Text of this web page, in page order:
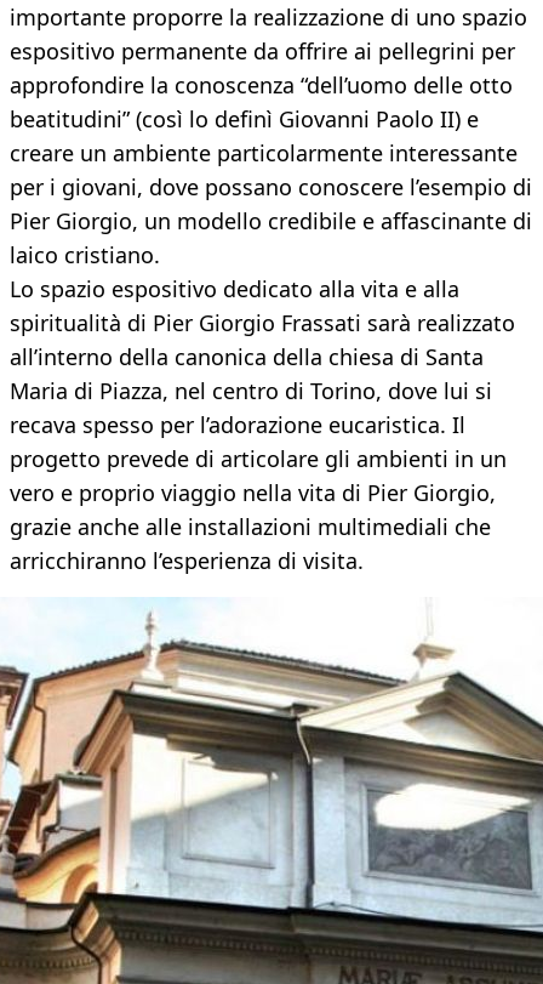
importante proporre la realizzazione di uno spazio
espositivo permanente da offrire ai pellegrini per
approfondire la conoscenza “dell’uomo delle otto
beatitudini” (così lo definì Giovanni Paolo II) e
creare un ambiente particolarmente interessante
per i giovani, dove possano conoscere l’esempio di
Pier Giorgio, un modello credibile e affascinante di
laico cristiano.
Lo spazio espositivo dedicato alla vita e alla
spiritualità di Pier Giorgio Frassati sarà realizzato
all’interno della canonica della chiesa di Santa
Maria di Piazza, nel centro di Torino, dove lui si
recava spesso per l’adorazione eucaristica. Il
progetto prevede di articolare gli ambienti in un
vero e proprio viaggio nella vita di Pier Giorgio,
grazie anche alle installazioni multimediali che
arricchiranno l’esperienza di visita.